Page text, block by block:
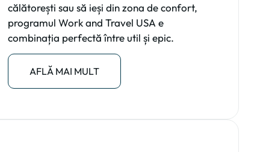
călătorești sau să ieși din zona de confort,
programul Work and Travel USA e
combinația perfectă între util și epic.
AFLĂ MAI MULT